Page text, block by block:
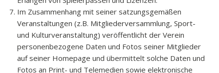
Im Zusammenhang mit seiner satzungsgemäßen
Veranstaltungen (z.B. Mitgliederversammlung, Sport-
und Kulturveranstaltung) veröffentlicht der Verein
personenbezogene Daten und Fotos seiner Mitglieder
auf seiner Homepage und übermittelt solche Daten und
Fotos an Print- und Telemedien sowie elektronische